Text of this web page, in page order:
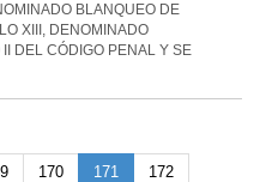
BLANQUEO DE
XIII, DENOMINADO
DEL CÓDIGO PENAL Y SE
170 171 172